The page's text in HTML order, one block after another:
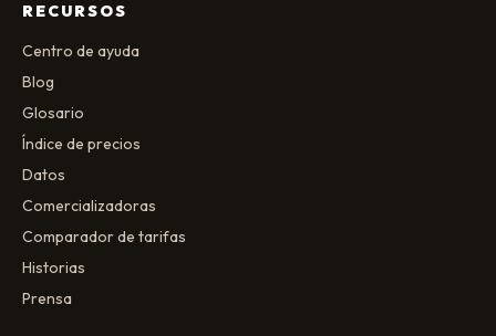
RECURSOS
Centro de ayuda
Blog
Glosario
Índice de precios
Datos
Comercializadoras
Comparador de tarifas
Historias
Prensa